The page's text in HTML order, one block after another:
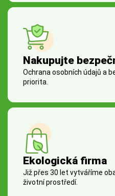
Nakupujte
Ochrana osobních údajů a
priorita.
Ekologická firma
Již přes 30 let vytváříme
životní prostředí.